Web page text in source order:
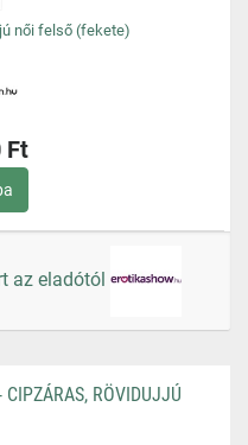
női felső (fekete)
Ft
az eladótól
RÖVIDUJJÚ